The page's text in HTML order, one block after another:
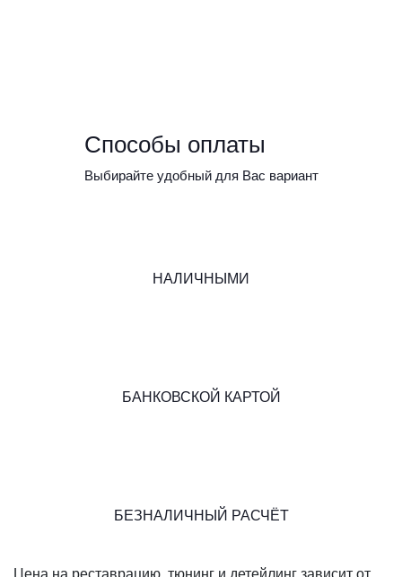
Способы оплаты
Выбирайте удобный для Вас вариант
НАЛИЧНЫМИ
БАНКОВСКОЙ КАРТОЙ
БЕЗНАЛИЧНЫЙ РАСЧЁТ
Цена на реставрацию, тюнинг и детейлинг зависит от